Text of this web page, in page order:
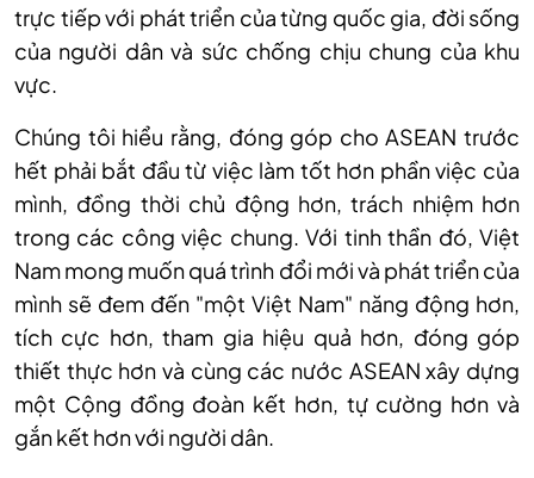
trực tiếp với phát triển của từng quốc gia, đời sống
của người dân và sức chống chịu chung của khu
vực.
Chúng tôi hiểu rằng, đóng góp cho ASEAN trước
hết phải bắt đầu từ việc làm tốt hơn phần việc của
mình, đồng thời chủ động hơn, trách nhiệm hơn
trong các công việc chung. Với tinh thần đó, Việt
Nam mong muốn quá trình đổi mới và phát triển của
mình sẽ đem đến "một Việt Nam" năng động hơn,
tích cực hơn, tham gia hiệu quả hơn, đóng góp
thiết thực hơn và cùng các nước ASEAN xây dựng
một Cộng đồng đoàn kết hơn, tự cường hơn và
gắn kết hơn với người dân.